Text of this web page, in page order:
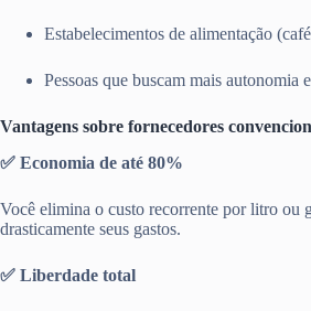
Estabelecimentos de alimentação
Pessoas que buscam mais autonomia
Vantagens sobre fornecedores
✅ Economia de até 80%
Você elimina o custo recorrente por litro ou
drasticamente seus gastos.
✅ Liberdade total